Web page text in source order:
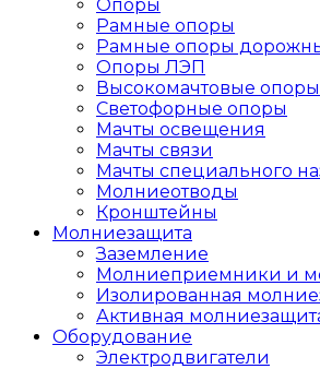
Опоры
Рамные опоры
Рамные опоры
Опоры ЛЭП
Высокомачтовые опоры
Светофорные опоры
Мачты освещения
Мачты связи
Мачты специального
Молниеотводы
Кронштейны
Молниезащита
Заземление
Молниеприемники и
Изолированная
Активная
Оборудование
Электродвигатели